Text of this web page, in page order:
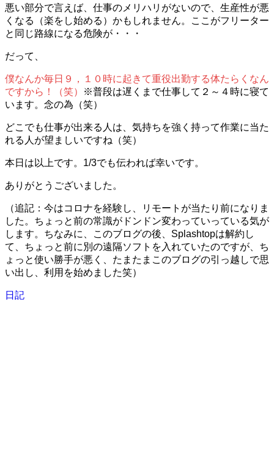
悪い部分で言えば、仕事のメリハリがないので、生産性が悪
くなる（楽をし始める）かもしれません。ここがフリーター
と同じ路線になる危険が・・・
だって、
僕なんか毎日９，１０時に起きて重役出勤する体たらくなん
ですから！（笑）
※普段は遅くまで仕事して２～４時に寝て
います。念の為（笑）
どこでも仕事が出来る人は、気持ちを強く持って作業に当た
れる人が望ましいですね（笑）
本日は以上です。1/3でも伝われば幸いです。
ありがとうございました。
（追記：今はコロナを経験し、リモートが当たり前になりま
した。ちょっと前の常識がドンドン変わっていっている気が
します。ちなみに、このブログの後、Splashtopは解約し
て、ちょっと前に別の遠隔ソフトを入れていたのですが、ち
ょっと使い勝手が悪く、たまたまこのブログの引っ越しで思
い出し、利用を始めました笑）
日記